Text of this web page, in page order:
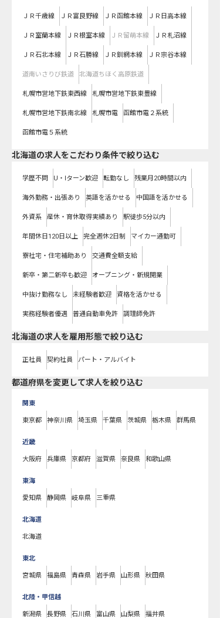
ＪＲ千歳線 ＪＲ富良野線 ＪＲ函館本線 ＪＲ日高本線
ＪＲ室蘭本線 ＪＲ根室本線 ＪＲ留萌本線 ＪＲ札沼線
ＪＲ石北本線 ＪＲ石勝線 ＪＲ釧網本線 ＪＲ宗谷本線
道南いさりび鉄道 北海道ちほく高原鉄道
札幌市営地下鉄東西線 札幌市営地下鉄東豊線
札幌市営地下鉄南北線 札幌市電 函館市電２系統
函館市電５系統
北海道の求人をこだわり条件で絞り込む
学歴不問 U・Iターン歓迎 転勤なし 残業月20時間以内
海外勤務・出張あり 英語を活かせる 中国語を活かせる
外資系 産休・育休取得実績あり 駅徒歩5分以内
年間休日120日以上 完全週休2日制 マイカー通勤可
寮社宅・住宅補助あり 交通費全額支給
新卒・第二新卒も歓迎 オープニング・新規開業
中抜け勤務なし 未経験者歓迎 資格を活かせる
実務経験者優遇 普通自動車免許 調理師免許
北海道の求人を雇用形態で絞り込む
正社員 契約社員 パート・アルバイト
都道府県を変更して求人を絞り込む
関東
東京都 神奈川県 埼玉県 千葉県 茨城県 栃木県 群馬県
近畿
大阪府 兵庫県 京都府 滋賀県 奈良県 和歌山県
東海
愛知県 静岡県 岐阜県 三重県
北海道
北海道
東北
宮城県 福島県 青森県 岩手県 山形県 秋田県
北陸・甲信越
新潟県 長野県 石川県 富山県 山梨県 福井県